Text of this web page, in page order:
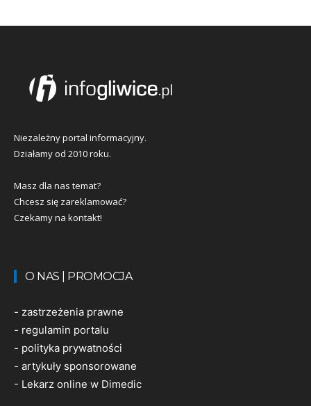
Niezależny portal informacyjny.
Działamy od 2010 roku.
Masz dla nas temat?
Chcesz się zareklamować?
Czekamy na kontakt!
O NAS | PROMOCJA
- zastrzeżenia prawne
- regulamin portalu
- polityka prywatności
- artykuły sponsorowane
- Lekarz online w Dimedic